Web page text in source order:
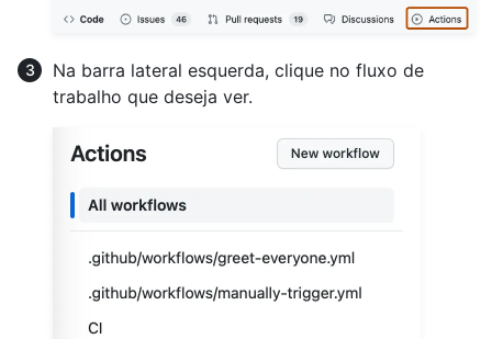
Na barra lateral esquerda, clique no fluxo de
trabalho que deseja ver.